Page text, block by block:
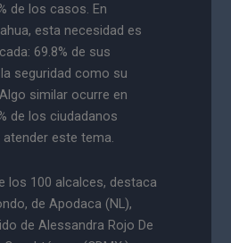
de los casos. En
esta necesidad es
69.8% de sus
seguridad como su
similar ocurre en
de los ciudadanos
este tema.
los 100 alcalces, destaca
de Apodaca (NL),
de Alessandra Rojo De